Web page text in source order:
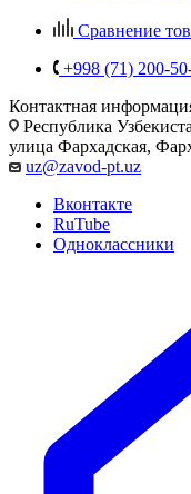
Сравнение
+998 (71) 200-
Контактная
Республика
улица Фархадская,
uz@zavod-pt.uz
Вконтакте
RuTube
Одноклассники